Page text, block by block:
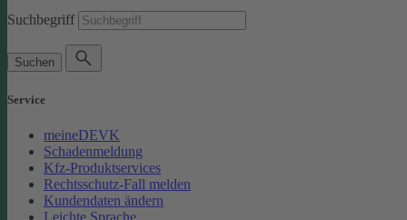
Suchbegriff
Suchen
Service
meineDEVK
Schadenmeldung
Kfz-Produktservices
Rechtsschutz-Fall melden
Kundendaten ändern
Leichte Sprache